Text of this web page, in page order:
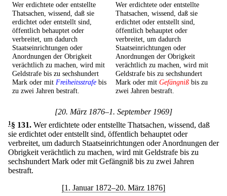
Wer erdichtete oder entstellte
Thatsachen, wissend, daß sie
erdichtet oder entstellt sind,
öffentlich behauptet oder
verbreitet, um dadurch
Staatseinrichtungen oder
Anordnungen der Obrigkeit
verächtlich zu machen, wird mit
Geldstrafe bis zu sechshundert
Mark oder mit Freiheitsstrafe bis
zu zwei Jahren bestraft.
Wer erdichtete oder entstellte
Thatsachen, wissend, daß sie
erdichtet oder entstellt sind,
öffentlich behauptet oder
verbreitet, um dadurch
Staatseinrichtungen oder
Anordnungen der Obrigkeit
verächtlich zu machen, wird mit
Geldstrafe bis zu sechshundert
Mark oder mit Gefängniß bis zu
zwei Jahren bestraft.
[20. März 1876–1. September 1969]
1§ 131. Wer erdichtete oder entstellte Thatsachen, wissend, daß
sie erdichtet oder entstellt sind, öffentlich behauptet oder
verbreitet, um dadurch Staatseinrichtungen oder Anordnungen der
Obrigkeit verächtlich zu machen, wird mit Geldstrafe bis zu
sechshundert Mark oder mit Gefängniß bis zu zwei Jahren
bestraft.
[1. Januar 1872–20. März 1876]